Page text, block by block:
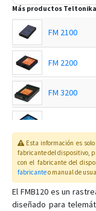
Más productos Teltonika
FM 2100
FM 2200
FM 3200
FM 4200
FMB002
Esta información es
fabricante del dispositivo,
con el fabricante del
fabricanteo manual de
El FMB120 es un
diseñado para